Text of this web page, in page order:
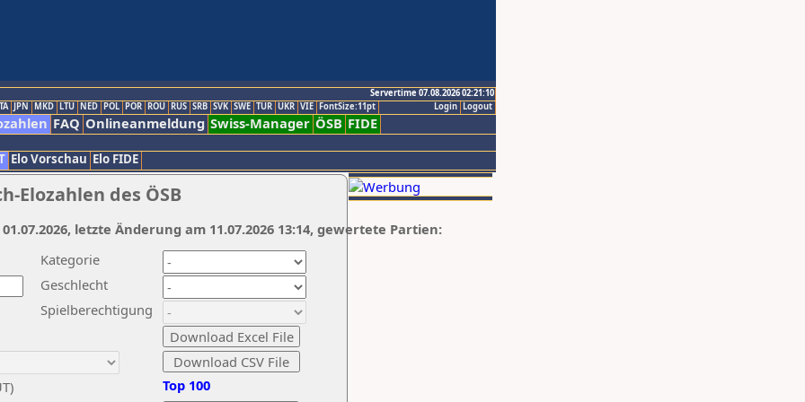
Servertime 07.08.2026 02:21:10
Logout
Login
JPN MKD LTU NED POL POR ROU RUS SRB SVK SWE TUR UKR VIE FontSize:11pt
FAQ Onlineanmeldung Swiss-Manager ÖSB FIDE
Elo Vorschau Elo FIDE
Elozahlen des ÖSB
Kategorie
Geschlecht
Spielberechtigung
Top 100
letzte Änderung am 11.07.2026 13:14, gewertete Partien: